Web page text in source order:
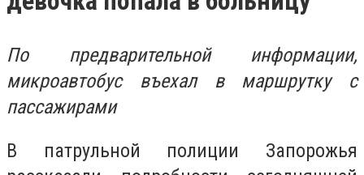
По предварительной информации,
микроавтобус въехал в маршрутку с
пассажирами
В патрульной полиции Запорожья